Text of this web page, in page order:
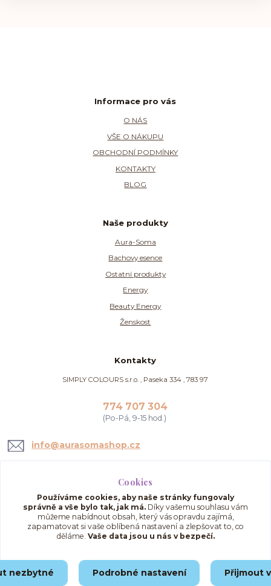
Informace pro vás
O NÁS
VŠE O NÁKUPU
OBCHODNÍ PODMÍNKY
KONTAKTY
BLOG
Naše produkty
Aura-Soma
Bachovy esence
Ostatní produkty
Energy
Beauty Energy
Ženskost
Kontakty
SIMPLY COLOURS s.r.o. , Paseka 334 , 783 97
774 707 304
(Po-Pá, 9-15 hod.)
info@aurasomashop.cz
Upravit sběr cookies.
© 2025 AuraSomaShop.cz – provozovatel Simply Colours s.r.o., IČO: 02562286, se
Cookies
Používáme cookies, aby naše stránky fungovaly
správně a vše bylo tak, jak má. Díky vašemu souhlasu vám
můžeme nabídnout obsah, který vás opravdu zajímá,
zapamatovat si vaše oblíbená nastavení a zlepšovat to, co
děláme. Vaše data jsou u nás v bezpečí.
nezbytné Podrobné nastavení Přijmout